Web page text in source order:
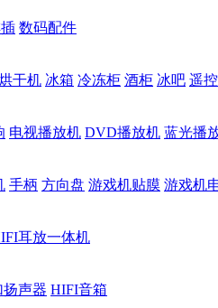
数码配件
干机 冰箱 冷冻柜 酒柜 冰吧 遥
电视播放机 DVD播放机 蓝光播
手柄 方向盘 游戏机贴膜 游戏机
耳放一体机
声器 HIFI音箱